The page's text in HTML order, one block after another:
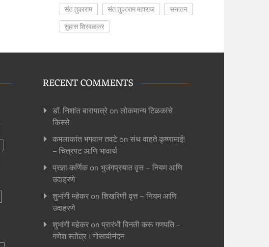
संत तुकाराम
संत तुकाराम महाराज
सनातन
सुहास शिरवळकर
RECENT COMMENTS
डॉ. निशांत बारापात्रेon लोकमान्य टिळकांचे
किस्से
कमलाकांत भगवान तवटेon संथ वाहते कृष्णामाई!
– चित्रपट आणि भावार्थ
प्रज्ञा कर्णिकon भुजंगप्रयात वृत्त – नियम आणि
उदाहरणे
शुभांगी महेकरon शिखरिणी वृत्त – नियम आणि
उदाहरणे
शुभांगी महेकरon प्रारंभी विनती करू गणपति –
गणेश स्तोत्र । गोसावीनंदन